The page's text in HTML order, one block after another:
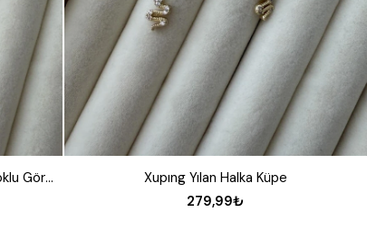
Xupıng Damla ve Baget Taş Detaylı Çoklu Görünümlü Küpe
Xupıng Yılan Halka Küpe
279,99₺